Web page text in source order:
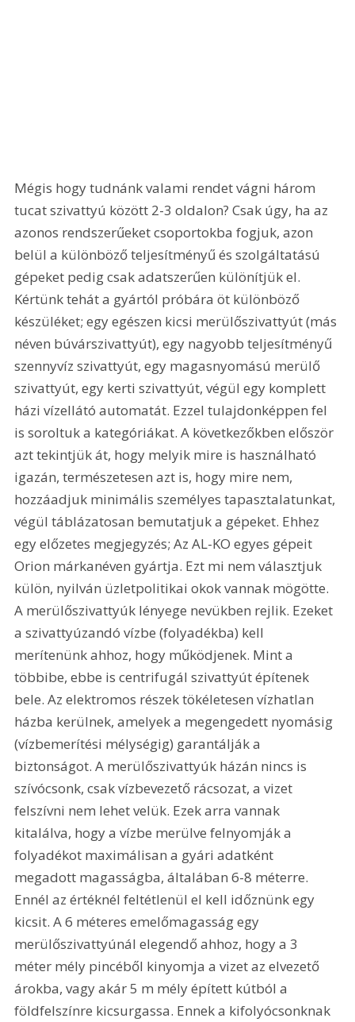
Mégis hogy tudnánk valami rendet vágni három
tucat szivattyú között 2-3 oldalon? Csak úgy, ha az
azonos rendszerűeket csoportokba fogjuk, azon
belül a különböző teljesítményű és szolgáltatású
gépeket pedig csak adatszerűen különítjük el.
Kértünk tehát a gyártól próbára öt különböző
készüléket; egy egészen kicsi merülőszivattyút (más
néven búvárszivattyút), egy nagyobb teljesítményű
szennyvíz szivattyút, egy magasnyomású merülő
szivattyút, egy kerti szivattyút, végül egy komplett
házi vízellátó automatát. Ezzel tulajdonképpen fel
is soroltuk a kategóriákat. A következőkben először
azt tekintjük át, hogy melyik mire is használható
igazán, természetesen azt is, hogy mire nem,
hozzáadjuk minimális személyes tapasztalatunkat,
végül táblázatosan bemutatjuk a gépeket. Ehhez
egy előzetes megjegyzés; Az AL-KO egyes gépeit
Orion márkanéven gyártja. Ezt mi nem választjuk
külön, nyilván üzletpolitikai okok vannak mögötte.
A merülőszivattyúk lényege nevükben rejlik. Ezeket
a szivattyúzandó vízbe (folyadékba) kell
merítenünk ahhoz, hogy működjenek. Mint a
többibe, ebbe is centrifugál szivattyút építenek
bele. Az elektromos részek tökéletesen vízhatlan
házba kerülnek, amelyek a megengedett nyomásig
(vízbemerítési mélységig) garantálják a
biztonságot. A merülőszivattyúk házán nincs is
szívócsonk, csak vízbevezető rácsozat, a vizet
felszívni nem lehet velük. Ezek arra vannak
kitalálva, hogy a vízbe merülve felnyomják a
folyadékot maximálisan a gyári adatként
megadott magasságba, általában 6-8 méterre.
Ennél az értéknél feltétlenül el kell időznünk egy
kicsit. A 6 méteres emelőmagasság egy
merülőszivattyúnál elegendő ahhoz, hogy a 3
méter mély pincéből kinyomja a vizet az elvezető
árokba, vagy akár 5 m mély épített kútból a
földfelszínre kicsurgassa. Ennek a kifolyócsonknak